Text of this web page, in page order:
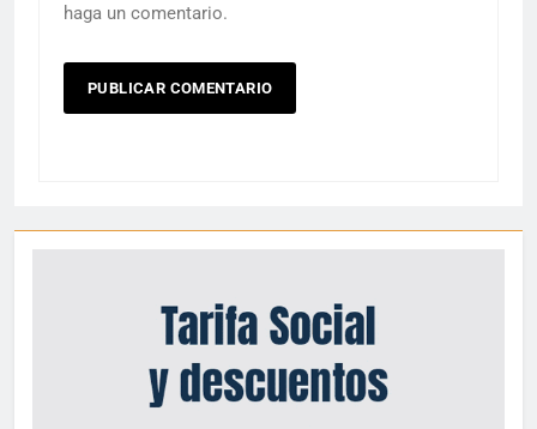
haga un comentario.